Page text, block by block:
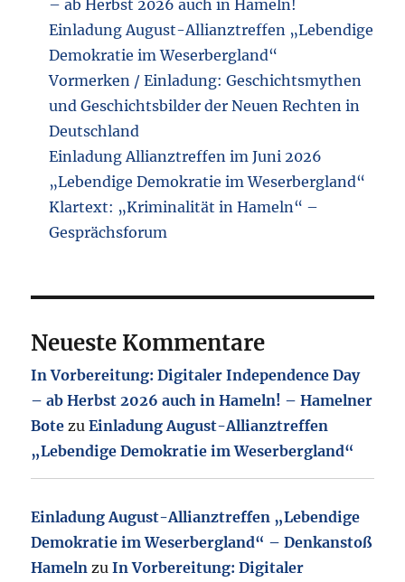
– ab Herbst 2026 auch in Hameln!
Einladung August-Allianztreffen „Lebendige
Demokratie im Weserbergland“
Vormerken / Einladung: Geschichtsmythen
und Geschichtsbilder der Neuen Rechten in
Deutschland
Einladung Allianztreffen im Juni 2026
„Lebendige Demokratie im Weserbergland“
Klartext: „Kriminalität in Hameln“ –
Gesprächsforum
Neueste Kommentare
In Vorbereitung: Digitaler Independence Day
– ab Herbst 2026 auch in Hameln! – Hamelner
Bote zuEinladung August-Allianztreffen
„Lebendige Demokratie im Weserbergland“
Einladung August-Allianztreffen „Lebendige
Demokratie im Weserbergland“ – Denkanstoß
Hameln zuIn Vorbereitung: Digitaler